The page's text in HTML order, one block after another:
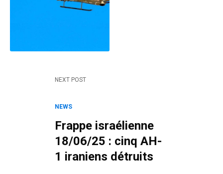
NEXT POST
NEWS
Frappe israélienne
18/06/25 : cinq AH-
1 iraniens détruits